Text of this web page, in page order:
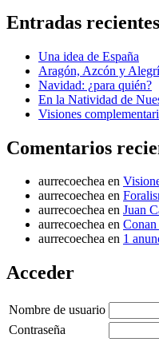
Entradas recientes
Una idea de España
Aragón, Azcón y
Navidad: ¿para quién?
En la Natividad de
Visiones
Comentarios
aurrecoechea en
aurrecoechea en
aurrecoechea en Juan
aurrecoechea en
aurrecoechea en 1
Acceder
Nombre de usuario
Contraseña